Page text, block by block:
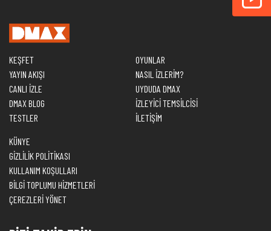
KEŞFET
YAYIN AKIŞI
CANLI İZLE
DMAX BLOG
TESTLER
OYUNLAR
NASIL İZLERİM?
UYDUDA DMAX
İZLEYİCİ TEMSİLCİSİ
İLETİŞİM
KÜNYE
GİZLİLİK POLİTİKASI
KULLANIM KOŞULLARI
BİLGİ TOPLUMU HİZMETLERİ
ÇEREZLERİ YÖNET